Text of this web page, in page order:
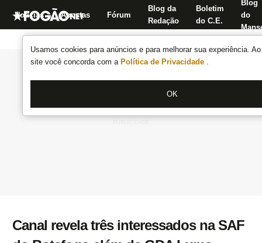
Usamos cookies para anúncios e para melhorar sua experiência.
site você concorda com a Política de Privacidade .
OK
Notícias Apostas Fórum
Blog da
Redação
Boletim
do C.E.
Blog
do
Canal revela três interessados na SAF